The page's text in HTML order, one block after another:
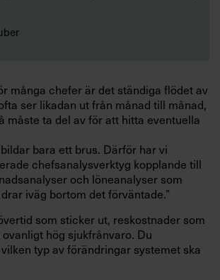
många chefer är det ständiga flödet av
ser likadan ut från månad till månad,
måste ta del av för att hitta eventuella
bara ett brus. Därför har vi
chefsanalysverktyg kopplande till
och löneanalyser som
iväg bortom det förväntade.”
som sticker ut, reskostnader som
hög sjukfrånvaro. Du
typ av förändringar systemet ska